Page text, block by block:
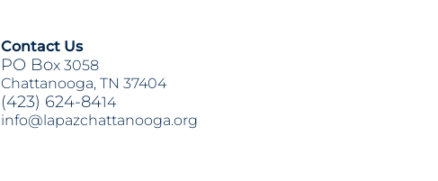
Contact Us
PO Box 3058
Chattanooga, TN 37404
(423) 624-8414
info@lapazchattanooga.org